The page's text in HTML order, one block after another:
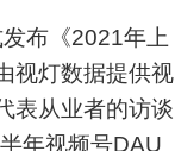
布《2021年上
视灯数据提供视
表从业者的访谈
年视频号DAU